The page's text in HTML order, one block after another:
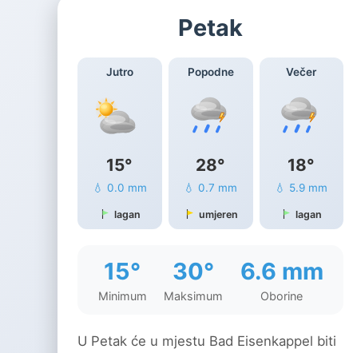
Petak
Jutro
15°
💧 0.0 mm
lagan
Popodne
28°
💧 0.7 mm
umjeren
Večer
18°
💧 5.9 mm
lagan
15°
Minimum
30°
Maksimum
6.6 mm
Oborine
U Petak će u mjestu Bad Eisenkappel biti